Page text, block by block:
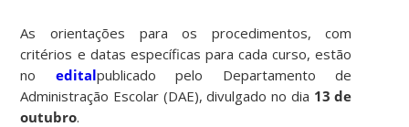
As orientações para os procedimentos, com
critérios e datas específicas para cada curso, estão
no editalpublicado pelo Departamento de
Administração Escolar (DAE), divulgado no dia 13 de
outubro.